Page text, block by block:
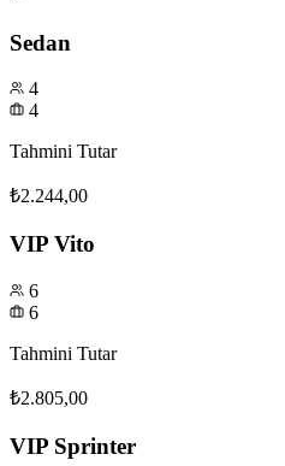
Sedan
4
4
Tahmini Tutar
₺2.244,00
VIP Vito
6
6
Tahmini Tutar
₺2.805,00
VIP Sprinter